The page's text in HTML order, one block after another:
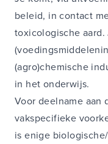
beleid, in contact
toxicologische
(agro)chemische
in het onderwijs.
Voor deelname aan
vakspecifieke
is enige